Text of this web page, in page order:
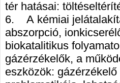
6. A kémiai jelátalakítás molekuláris kölcsönhatásai: adszorpció,
abszorpció, ionkicserélődés, a kémiai optikai jelátalakítás lehetőségei,
biokatalitikus
gázérzékelők, a
eszközök: gázérzékelő és